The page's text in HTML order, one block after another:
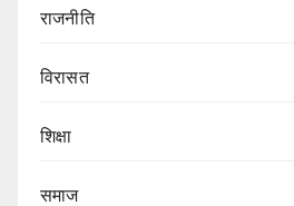
राजनीति
‍‍विरासत
शिक्षा
समाज